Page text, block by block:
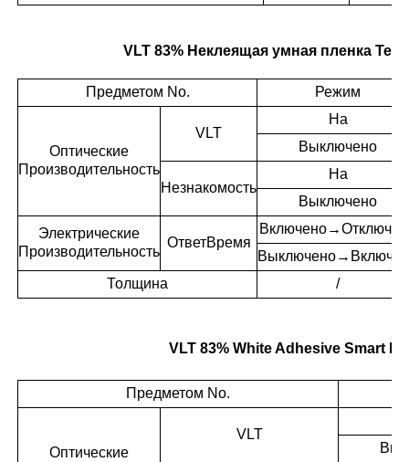
VLT 83% Неклеящая умная пленка
Предметом No. Режим
Оптические
Производительность
VLT
На
Выключено
Незнакомость
На
Выключено
Электрические
Производительность
ОтветВремя
Толщина
/
VLT 83% White Adhesive Smart
Предметом No.
Оптические
VLT